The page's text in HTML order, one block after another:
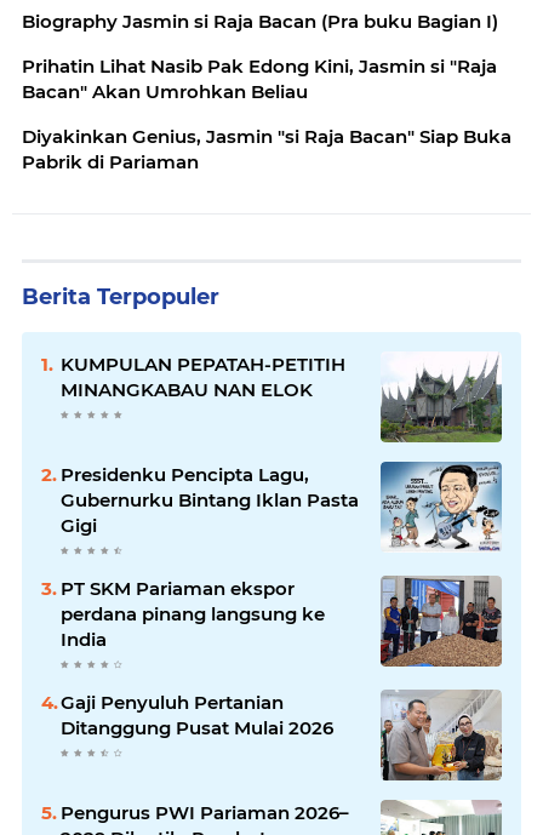
Biography Jasmin si Raja Bacan (Pra buku Bagian I)
Prihatin Lihat Nasib Pak Edong Kini, Jasmin si "Raja
Bacan" Akan Umrohkan Beliau
Diyakinkan Genius, Jasmin "si Raja Bacan" Siap Buka
Pabrik di Pariaman
Berita Terpopuler
KUMPULAN PEPATAH-PETITIH
MINANGKABAU NAN ELOK
Presidenku Pencipta Lagu,
Gubernurku Bintang Iklan Pasta
Gigi
PT SKM Pariaman ekspor
perdana pinang langsung ke
India
Gaji Penyuluh Pertanian
Ditanggung Pusat Mulai 2026
Pengurus PWI Pariaman 2026–